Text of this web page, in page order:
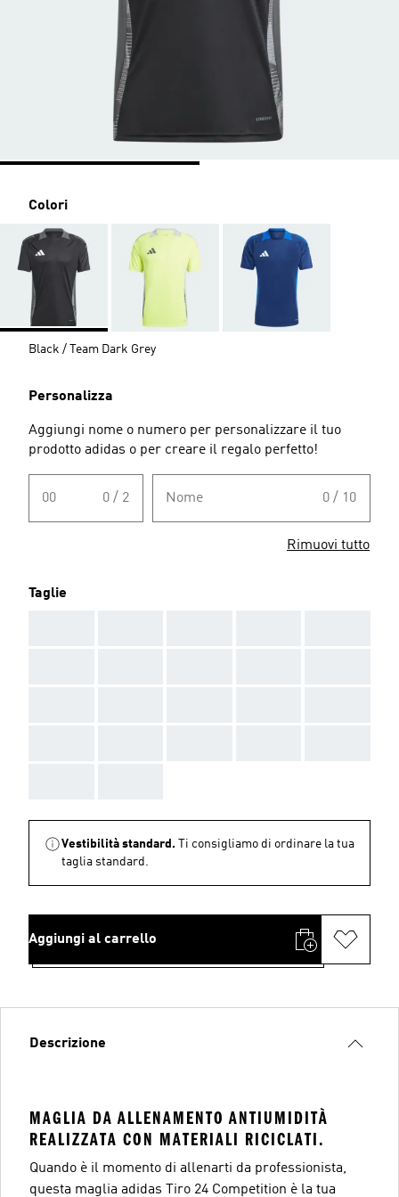
Colori
Black / Team Dark Grey
Personalizza
Aggiungi nome o numero per personalizzare il tuo
prodotto adidas o per creare il regalo perfetto!
00 0 / 2 Nome 0 / 10
Rimuovi tutto
Taglie
Vestibilità standard.
Ti consigliamo di ordinare la tua
taglia standard.
Aggiungi al carrello
Descrizione
MAGLIA DA ALLENAMENTO ANTIUMIDITÀ
REALIZZATA CON MATERIALI RICICLATI.
Quando è il momento di allenarti da professionista,
questa maglia adidas Tiro 24 Competition è la tua